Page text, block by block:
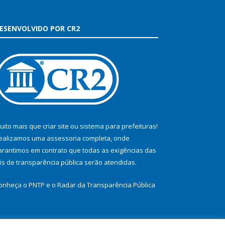
POR CR2
mais que criar site ou sistema para prefeituras!
uma assessoria completa, onde
em contrato que todas as exigências das
de transparência pública serão atendidas.
o PNTP e o Radar da Transparência Pública